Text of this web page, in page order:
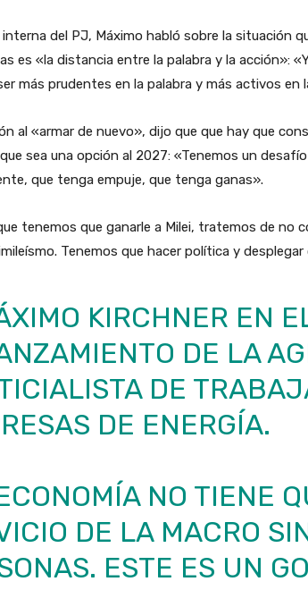
interna del PJ, Máximo habló sobre la situación
es «la distancia entre la palabra y la acción»:
más prudentes en la palabra y más activos en
al «armar de nuevo», dijo que que hay que
sea una opción al 2027: «Tenemos un
que tenga empuje, que tenga ganas».
tenemos que ganarle a Milei, tratemos de no
Tenemos que hacer política y
KIRCHNER EN
DE LA
DE
DE ENERGÍA.
NO TIENE
DE LA MACRO
ESTE ES UN